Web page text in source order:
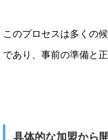
このプロセスは多くの
であり、事前の準備と
具体的な加盟から